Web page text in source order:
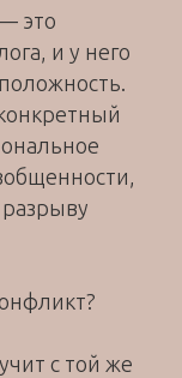
это
и у него
с той же